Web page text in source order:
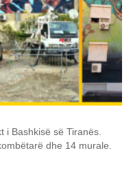
i Bashkisë së Tiranës.
dhe 14 murale.